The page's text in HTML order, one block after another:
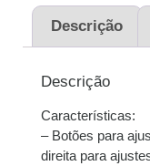
juros
juros
3x deR$139,67
juros
Descrição
Descrição
Características:
– Botões para
direita para